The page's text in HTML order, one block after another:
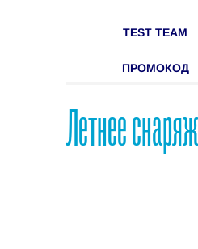
TEST TEAM
ПРОМОКОД
Летнее